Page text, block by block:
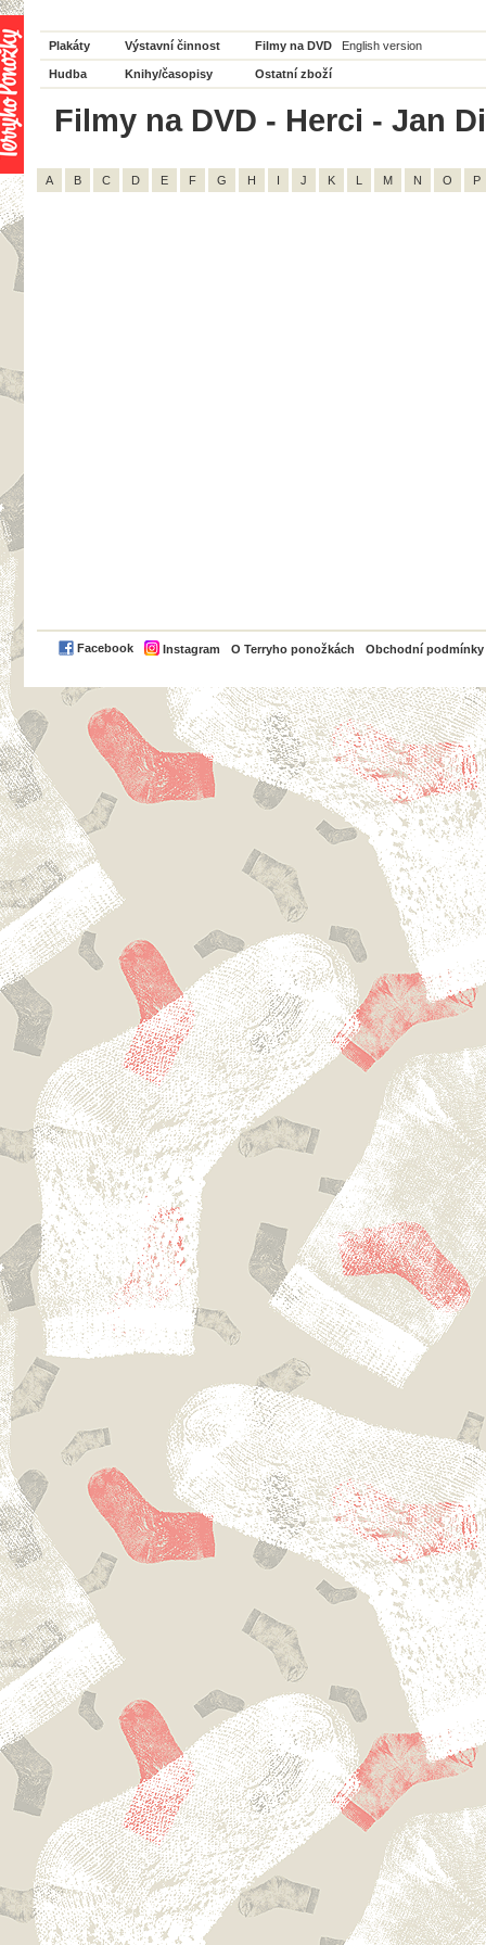
Plakáty Výstavní činnost Filmy na DVD English version
Hudba Knihy/časopisy Ostatní zboží
Filmy na DVD - Herci - Jan
A B C D E F G H I J K L M N O P
Facebook Instagram O Terryho ponožkách Obchodní podmínky
PayPal